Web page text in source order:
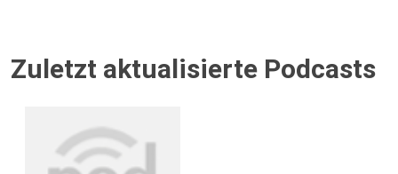
Zuletzt aktualisierte Podcasts